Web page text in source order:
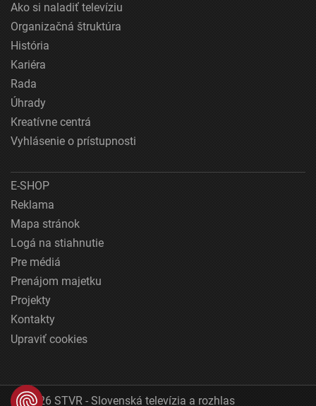
Ako si naladiť televíziu
Organizačná štruktúra
História
Kariéra
Rada
Úhrady
Kreatívne centrá
Vyhlásenie o prístupnosti
E-SHOP
Reklama
Mapa stránok
Logá na stiahnutie
Pre médiá
Prenájom majetku
Projekty
Kontakty
Upraviť cookies
© 2026 STVR - Slovenská televízia a rozhlas